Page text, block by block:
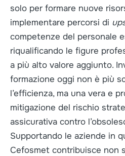
solo per formare nuove
implementare percorsi di
competenze del personale
riqualificando le figure
a più alto valore aggiunto.
formazione oggi non è più
l’efficienza, ma una vera e
mitigazione del rischio
assicurativa contro
Supportando le aziende in
Cefosmet contribuisce non